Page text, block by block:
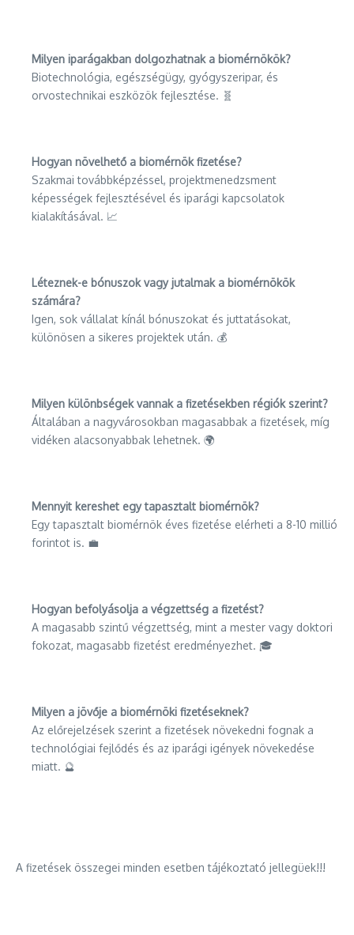
Milyen iparágakban dolgozhatnak a biomérnökök?
Biotechnológia, egészségügy, gyógyszeripar, és
orvostechnikai eszközök fejlesztése. 🧬
Hogyan növelhető a biomérnök fizetése?
Szakmai továbbképzéssel, projektmenedzsment
képességek fejlesztésével és iparági kapcsolatok
kialakításával. 📈
Léteznek-e bónuszok vagy jutalmak a biomérnökök
számára?
Igen, sok vállalat kínál bónuszokat és juttatásokat,
különösen a sikeres projektek után. 💰
Milyen különbségek vannak a fizetésekben régiók szerint?
Általában a nagyvárosokban magasabbak a fizetések, míg
vidéken alacsonyabbak lehetnek. 🌍
Mennyit kereshet egy tapasztalt biomérnök?
Egy tapasztalt biomérnök éves fizetése elérheti a 8-10 millió
forintot is. 💼
Hogyan befolyásolja a végzettség a fizetést?
A magasabb szintű végzettség, mint a mester vagy doktori
fokozat, magasabb fizetést eredményezhet. 🎓
Milyen a jövője a biomérnöki fizetéseknek?
Az előrejelzések szerint a fizetések növekedni fognak a
technológiai fejlődés és az iparági igények növekedése
miatt. 🔮
A fizetések összegei minden esetben tájékoztató jellegüek!!!